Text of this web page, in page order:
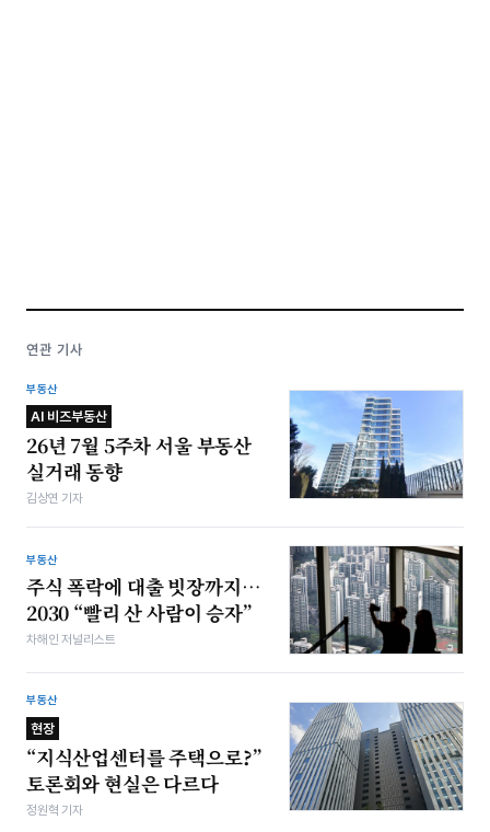
연관 기사
부동산
AI 비즈부동산
26년 7월 5주차 서울 부동산
실거래 동향
김상연 기자
부동산
주식 폭락에 대출 빗장까지…
2030 “빨리 산 사람이 승자”
차해인 저널리스트
부동산
현장
“지식산업센터를 주택으로?”
토론회와 현실은 다르다
정원혁 기자